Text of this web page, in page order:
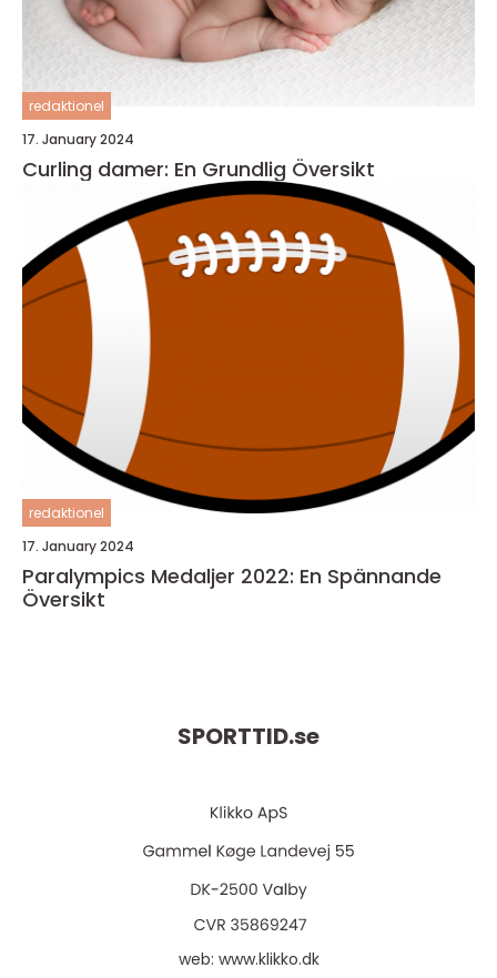
redaktionel
17. January 2024
Curling damer: En Grundlig Översikt
redaktionel
17. January 2024
Paralympics Medaljer 2022: En Spännande
Översikt
SPORTTID.se
web: www.klikko.dk